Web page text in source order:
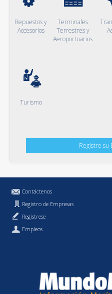
Repuestos y
Accesorios
Terminales
Terrestres y
Aeroportuarios
Turismo
Registre su
Contáctenos
Registro de Empresas
Regístrese
Empleos